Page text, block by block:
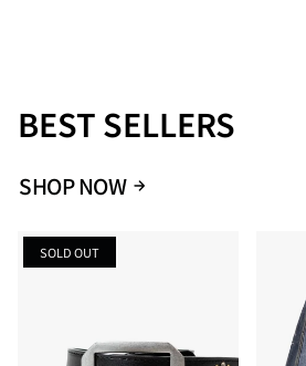
BEST SELLERS
SHOP NOW
SOLD OUT